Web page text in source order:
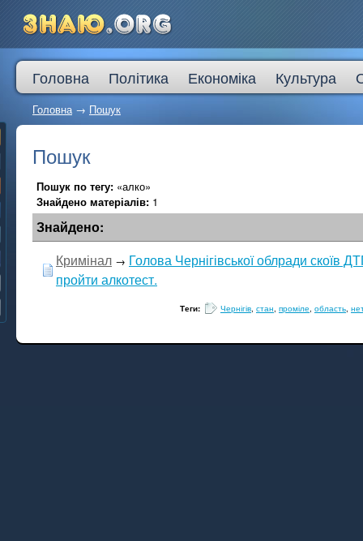
Головна Політика Економіка Культура
Головна→ Пошук
Пошук
Пошук по тегу: «алко»
Знайдено матеріалів: 1
Знайдено:
Кримінал → Голова Чернігівської облради скоїв
пройти алкотест.
Теги: Чернігів, стан, проміле, область,